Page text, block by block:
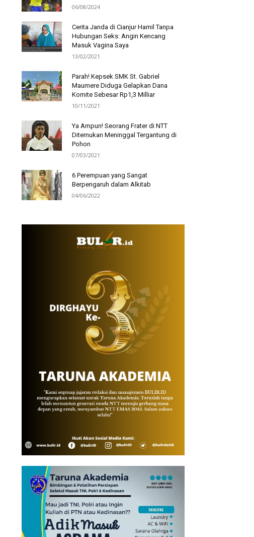
06/08/2024
Cerita Janda di Cianjur Hamil Tanpa
Hubungan Seks: Angin Kencang
Masuk Vagina Saya
13/02/2021
Parah! Kepsek SMK St. Gabriel
Maumere Diduga Gelapkan Dana
Komite Sebesar Rp1,3 Milliar
10/11/2021
Ya Ampun! Seorang Frater di NTT
Ditemukan Meninggal Tergantung di
Pohon
07/03/2021
6 Perempuan yang Sangat
Berpengaruh dalam Alkitab
04/06/2022